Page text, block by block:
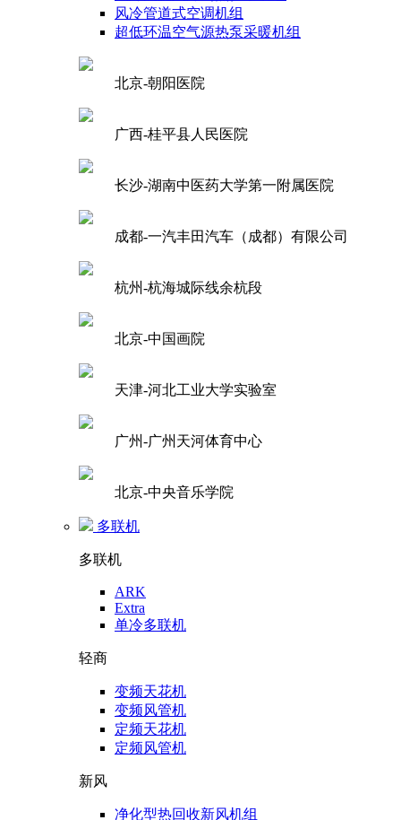
风冷管道式空调机组
超低环温空气源热泵采暖机组
北京-朝阳医院
广西-桂平县人民医院
长沙-湖南中医药大学第一附属医院
成都-一汽丰田汽车（成都）有限公司
杭州-杭海城际线余杭段
北京-中国画院
天津-河北工业大学实验室
广州-广州天河体育中心
北京-中央音乐学院
多联机
多联机
ARK
Extra
单冷多联机
轻商
变频天花机
变频风管机
定频天花机
定频风管机
新风
净化型热回收新风机组